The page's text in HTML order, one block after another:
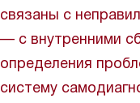
связаны с
— с внутренними
определения
систему